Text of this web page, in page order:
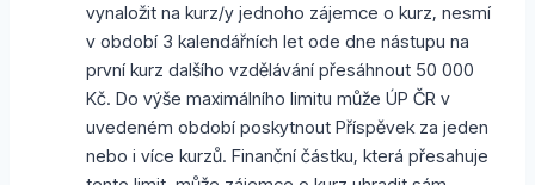
vynaložit na kurz/y jednoho zájemce o kurz, nesmí
v období 3 kalendářních let ode dne nástupu na
první kurz dalšího vzdělávání přesáhnout 50 000
Kč. Do výše maximálního limitu může ÚP ČR v
uvedeném období poskytnout Příspěvek za jeden
nebo i více kurzů. Finanční částku, která přesahuje